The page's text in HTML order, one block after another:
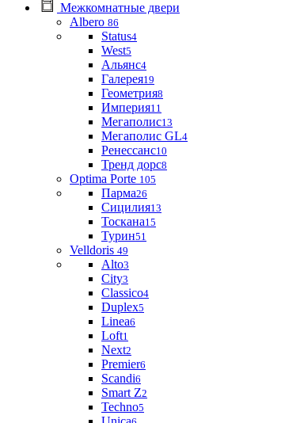
Межкомнатные двери
Albero 86
Status4
West5
Альянс4
Галерея19
Геометрия8
Империя11
Мегаполис13
Мегаполис GL4
Ренессанс10
Тренд дорс8
Optima Porte 105
Парма26
Сицилия13
Тоскана15
Турин51
Velldoris 49
Alto3
City3
Classico4
Duplex5
Linea6
Loft1
Next2
Premier6
Scandi6
Smart Z2
Techno5